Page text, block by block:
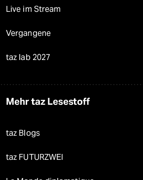
Live im Stream
Vergangene
taz lab 2027
Mehr taz Lesestoff
taz Blogs
taz FUTURZWEI